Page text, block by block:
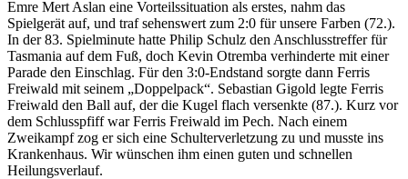
Emre Mert Aslan eine Vorteilssituation als erstes, nahm das
Spielgerät auf, und traf sehenswert zum 2:0 für unsere Farben (72.).
In der 83. Spielminute hatte Philip Schulz den Anschlusstreffer für
Tasmania auf dem Fuß, doch Kevin Otremba verhinderte mit einer
Parade den Einschlag. Für den 3:0-Endstand sorgte dann Ferris
Freiwald mit seinem „Doppelpack“. Sebastian Gigold legte Ferris
Freiwald den Ball auf, der die Kugel flach versenkte (87.). Kurz vor
dem Schlusspfiff war Ferris Freiwald im Pech. Nach einem
Zweikampf zog er sich eine Schulterverletzung zu und musste ins
Krankenhaus. Wir wünschen ihm einen guten und schnellen
Heilungsverlauf.